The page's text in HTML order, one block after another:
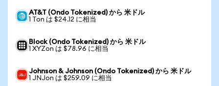
AT&T (Ondo Tokenized) から 米ドル
1 Ton は $24.12 に相当
Block (Ondo Tokenized) から 米ドル
1 XYZon は $78.96 に相当
Johnson & Johnson (Ondo Tokenized) から 米ドル
1 JNJon は $259.09 に相当